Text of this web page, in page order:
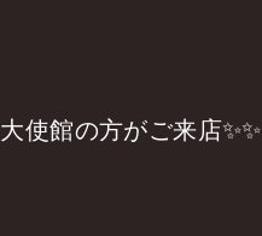
大使館の方がご来店✨✨